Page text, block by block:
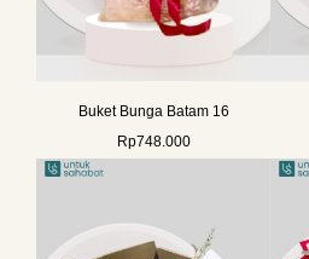
Buket Bunga Batam 16
Rp748.000